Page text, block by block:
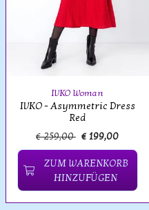
IVKO Woman
IVKO - Asymmetric Dress
Red
€ 259,00 € 199,00
ZUM WARENKORB
HINZUFÜGEN